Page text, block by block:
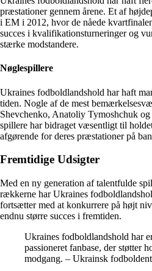
præstationer gennem årene. Et af
i EM i 2012, hvor de nåede
succes i kvalifikationsturneringer og
stærke modstandere.
Nøglespillere
Ukraines fodboldlandshold har haft
tiden. Nogle af de mest
Shevchenko, Anatoliy Tymoshchuk
spillere har bidraget væsentligt til
afgørende for deres præstationer på
Fremtidige Udsigter
Med en ny generation af talentfulde
rækkerne har Ukraines
fortsætter med at konkurrere på højt
endnu større succes i fremtiden.
Ukraines fodboldlandshold har
passioneret fanbase, der støtter
modgang. – Ukrainsk